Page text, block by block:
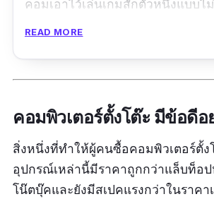
คอมเอาไว้เล่นเกมสักตัวหนึ่งแบบไ
อีกมากมายเลยทีเดียว
READ MORE
คอมพิวเตอร์ตั้งโต๊ะ มีข้อดีอ
สิ่งหนึ่งที่ทำให้ผู้คนซื้อคอมพิวเตอร์ตั้ง
อุปกรณ์เหล่านี้มีราคาถูกกว่าแล็บท็อป
โน๊ตบุ๊คและยังมีสเปคแรงกว่าในราคา